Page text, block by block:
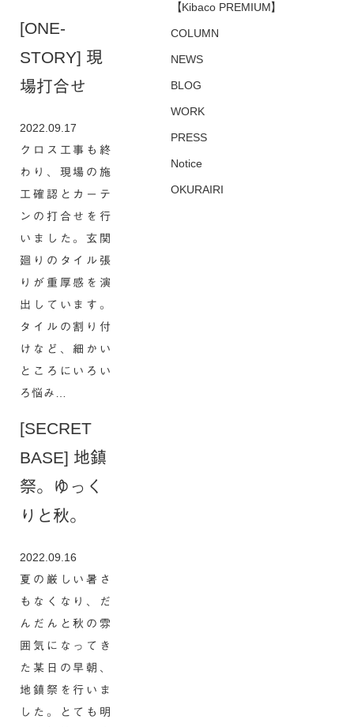
[ONE-
STORY] 現
場打合せ
2022.09.17
クロス工事も終
わり、現場の施
工確認とカーテ
ンの打合せを行
いました。玄関
廻りのタイル張
りが重厚感を演
出しています。
タイルの割り付
けなど、細かい
ところにいろい
ろ悩み…
[SECRET
BASE] 地鎮
祭。ゆっく
りと秋。
2022.09.16
夏の厳しい暑さ
もなくなり、だ
んだんと秋の雰
囲気になってき
た某日の早朝、
地鎮祭を行いま
した。とても明
【Kibaco PREMIUM】
COLUMN
NEWS
BLOG
WORK
PRESS
Notice
OKURAIRI